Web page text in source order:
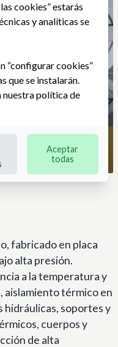
fabricado en placa
alta presión.
a la temperatura y
aislamiento térmico en
hidráulicas, soportes y
cuerpos y
de alta
cookies” estarás
y analíticas se
“configurar cookies”
que se instalarán.
nuestrapolítica de
Aceptar
todas